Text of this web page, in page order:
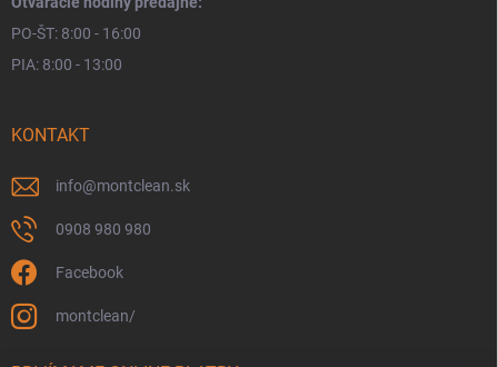
PO-ŠT: 8:00 - 16:00
PIA: 8:00 - 13:00
KONTAKT
info@montclean.sk
0908 980 980
Facebook
montclean/